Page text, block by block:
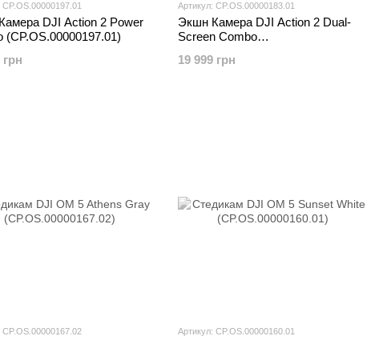
CP.OS.00000197.01
DJI Action 2 Power
(CP.OS.00000197.01)
грн
Артикул: CP.OS.00000183.01
Экшн Камера DJI Action 2 Dual-
Screen Combo
19 999 грн
CP.OS.00000167.02 Артикул: CP.OS.00000160.01